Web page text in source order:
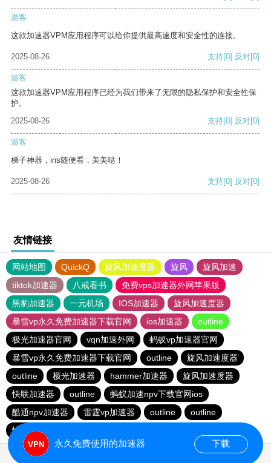
游客
这款加速器VPM应用程序可以给你提供最高速度和安全性的连接。
2025-08-26 支持[0] 反对[0]
游客
这款加速器VPM应用程序已经为我们带来了无限的隐私保护和安全性保
护。
2025-08-26
支持[0] 反对[0]
游客
梯子神器，ins随便看，美美哒！
2025-08-26 支持[0] 反对[0]
友情链接
网站地图 QuickQ 旋风加速度器 旋风
旋风加速
tiktok加速器
八戒看书
免费vps加速器外网苹果版
黑豹加速器
一元机场 IOS加速器
旋风加速度器
暴雪vp永久免费加速器下载官网
ios加速器
outline
极光加速器官网
vqn加速外网
蚂蚁vp加速器官网
暴雪vp永久免费加速器下载官网
outline
旋风加速度器
outline
极光加速器 hammer加速器
旋风加速度器
快联加速器
outline
蚂蚁加速npv下载官网ios
酷通npv加速器
雷霆vp加速器 outline
outline
快连加速器app
永久免费使用的加速器 下载